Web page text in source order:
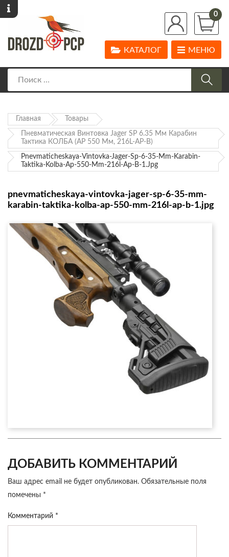
0
МЕНЮ
КАТАЛОГ
Главная Товары
Пневматическая Винтовка Jager SP 6.35 Мм Карабин
Тактика КОЛБА (AP 550 Мм, 216L-AP-B)
Pnevmaticheskaya-Vintovka-Jager-Sp-6-35-Mm-Karabin-
Taktika-Kolba-Ap-550-Mm-216l-Ap-B-1.jpg
pnevmaticheskaya-vintovka-jager-sp-6-35-mm-
karabin-taktika-kolba-ap-550-mm-216l-ap-b-1.jpg
ДОБАВИТЬ КОММЕНТАРИЙ
Ваш адрес email не будет опубликован. Обязательные поля
помечены *
Комментарий *